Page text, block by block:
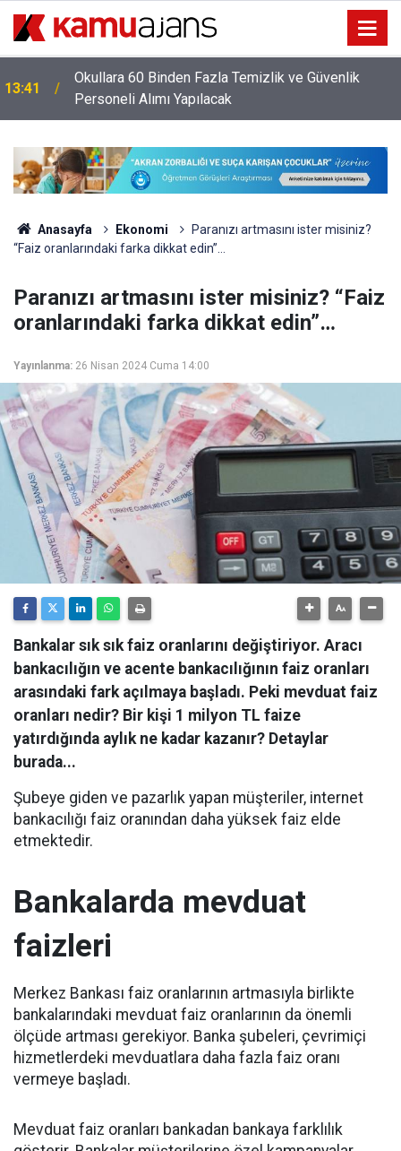
13:41
Okullara 60 Binden Fazla Temizlik ve Güvenlik
Personeli Alımı Yapılacak
Anasayfa Ekonomi
Paranızı artmasını ister misiniz?
“Faiz oranlarındaki farka dikkat edin”…
Paranızı artmasını ister misiniz? “Faiz
oranlarındaki farka dikkat edin”…
Yayınlanma: 26 Nisan 2024 Cuma 14:00
Bankalar sık sık faiz oranlarını değiştiriyor. Aracı
bankacılığın ve acente bankacılığının faiz oranları
arasındaki fark açılmaya başladı. Peki mevduat faiz
oranları nedir? Bir kişi 1 milyon TL faize
yatırdığında aylık ne kadar kazanır? Detaylar
burada...
Şubeye giden ve pazarlık yapan müşteriler, internet
bankacılığı faiz oranından daha yüksek faiz elde
etmektedir.
Bankalarda mevduat
faizleri
Merkez Bankası faiz oranlarının artmasıyla birlikte
bankalarındaki mevduat faiz oranlarının da önemli
ölçüde artması gerekiyor. Banka şubeleri, çevrimiçi
hizmetlerdeki mevduatlara daha fazla faiz oranı
vermeye başladı.
Mevduat faiz oranları bankadan bankaya farklılık